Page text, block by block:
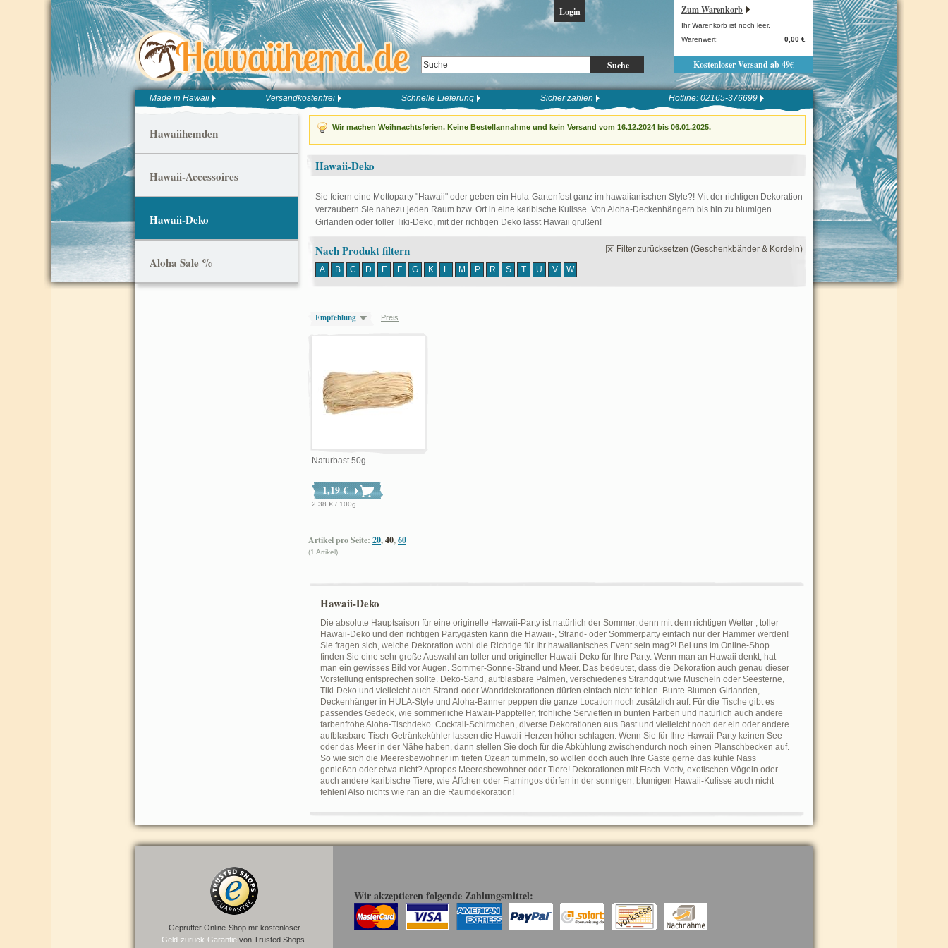
Suche
Login Zum Warenkorb
Ihr Warenkorb ist noch leer.
Warenwert:
0,00 €
Kostenloser Versand ab 49€
Made in Hawaii Versandkostenfrei Schnelle Lieferung Sicher zahlen Hotline: 02165-376699
Wir machen Weihnachtsferien. Keine Bestellannahme und kein Versand vom 16.12.2024 bis 06.01.2025.
Hawaii-Deko
Sie feiern eine Mottoparty "Hawaii" oder geben ein Hula-Gartenfest ganz im hawaiianischen Style?! Mit der richtigen Dekoration
verzaubern Sie nahezu jeden Raum bzw. Ort in eine karibische Kulisse. Von Aloha-Deckenhängern bis hin zu blumigen
Girlanden oder toller Tiki-Deko, mit der richtigen Deko lässt Hawaii grüßen!
Nach Produkt filtern
A B C D E F G K L M P R S T U V W
Filter zurücksetzen (Geschenkbänder & Kordeln)
Empfehlung Preis
Naturbast 50g
1,19 €
2,38 € / 100g
Artikel pro Seite: 20,40,60
(1 Artikel)
Hawaii-Deko
Die absolute Hauptsaison für eine originelle Hawaii-Party ist natürlich der Sommer, denn mit dem richtigen Wetter , toller
Hawaii-Deko und den richtigen Partygästen kann die Hawaii-, Strand- oder Sommerparty einfach nur der Hammer werden!
Sie fragen sich, welche Dekoration wohl die Richtige für Ihr hawaiianisches Event sein mag?! Bei uns im Online-Shop
finden Sie eine sehr große Auswahl an toller und origineller Hawaii-Deko für Ihre Party. Wenn man an Hawaii denkt, hat
man ein gewisses Bild vor Augen. Sommer-Sonne-Strand und Meer. Das bedeutet, dass die Dekoration auch genau dieser
Vorstellung entsprechen sollte. Deko-Sand, aufblasbare Palmen, verschiedenes Strandgut wie Muscheln oder Seesterne,
Tiki-Deko und vielleicht auch Strand-oder Wanddekorationen dürfen einfach nicht fehlen. Bunte Blumen-Girlanden,
Deckenhänger in HULA-Style und Aloha-Banner peppen die ganze Location noch zusätzlich auf. Für die Tische gibt es
passendes Gedeck, wie sommerliche Hawaii-Pappteller, fröhliche Servietten in bunten Farben und natürlich auch andere
farbenfrohe Aloha-Tischdeko. Cocktail-Schirmchen, diverse Dekorationen aus Bast und vielleicht noch der ein oder andere
aufblasbare Tisch-Getränkekühler lassen die Hawaii-Herzen höher schlagen. Wenn Sie für Ihre Hawaii-Party keinen See
oder das Meer in der Nähe haben, dann stellen Sie doch für die Abkühlung zwischendurch noch einen Planschbecken auf.
So wie sich die Meeresbewohner im tiefen Ozean tummeln, so wollen doch auch Ihre Gäste gerne das kühle Nass
genießen oder etwa nicht? Apropos Meeresbewohner oder Tiere! Dekorationen mit Fisch-Motiv, exotischen Vögeln oder
auch andere karibische Tiere, wie Äffchen oder Flamingos dürfen in der sonnigen, blumigen Hawaii-Kulisse auch nicht
fehlen! Also nichts wie ran an die Raumdekoration!
Hawaiihemden
Hawaii-Accessoires
Hawaii-Deko
Aloha Sale %
Geprüfter Online-Shop mit kostenloser
Geld-zurück-Garantie von Trusted Shops.
Wir akzeptieren folgende Zahlungsmittel: